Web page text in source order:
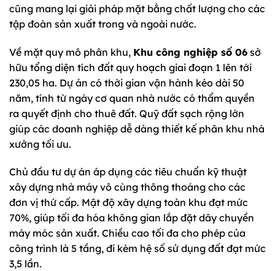
cũng mang lại giải pháp mặt bằng chất lượng cho các
tập đoàn sản xuất trong và ngoài nước.
Về mặt quy mô phân khu, Khu công nghiệp số 06 sở
hữu tổng diện tích đất quy hoạch giai đoạn 1 lên tới
230,05 ha. Dự án có thời gian vận hành kéo dài 50
năm, tính từ ngày cơ quan nhà nước có thẩm quyền
ra quyết định cho thuê đất. Quỹ đất sạch rộng lớn
giúp các doanh nghiệp dễ dàng thiết kế phân khu nhà
xưởng tối ưu.
Chủ đầu tư dự án áp dụng các tiêu chuẩn kỹ thuật
xây dựng nhà máy vô cùng thông thoáng cho các
đơn vị thứ cấp. Mật độ xây dựng toàn khu đạt mức
70%, giúp tối đa hóa không gian lắp đặt dây chuyền
máy móc sản xuất. Chiều cao tối đa cho phép của
công trình là 5 tầng, đi kèm hệ số sử dụng đất đạt mức
3,5 lần.